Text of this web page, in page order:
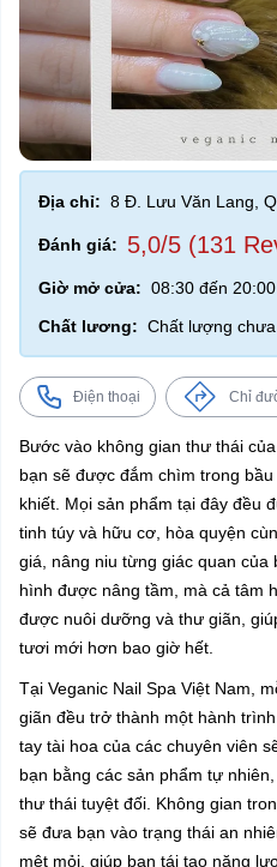
Địa chỉ: 8 Đ. Lưu Văn Lang,
Đánh giá: 5,0/5 (131
Giờ mở cửa: 08:30 đến 20:00
Chất lương: Chất lượng
Điện thoại Chỉ
Bước vào không gian thư thái
bạn sẽ được đắm chìm trong
khiết. Mọi sản phẩm tại đây đều
tinh túy và hữu cơ, hòa quyện
giá, nâng niu từng giác quan của
hình được nâng tầm, mà cả tâm
được nuôi dưỡng và thư giãn,
tươi mới hơn bao giờ hết.
Tại Veganic Nail Spa Việt Nam,
giãn đều trở thành một hành
tay tài hoa của các chuyên viên
bạn bằng các sản phẩm tự
thư thái tuyệt đối. Không gian
sẽ đưa bạn vào trạng thái an
mệt mỏi, giúp bạn tái tạo năng